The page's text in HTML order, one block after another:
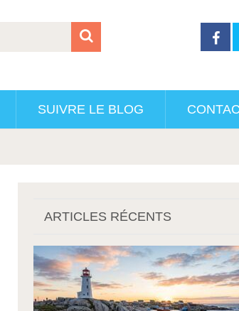
SUIVRE LE BLOG
ARTICLES RÉCENTS